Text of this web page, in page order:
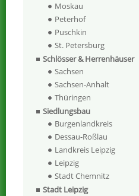
Moskau
Peterhof
Puschkin
St. Petersburg
Schlösser & Herrenhäuser
Sachsen
Sachsen-Anhalt
Thüringen
Siedlungsbau
Burgenlandkreis
Dessau-Roßlau
Landkreis Leipzig
Leipzig
Stadt Chemnitz
Stadt Leipzig